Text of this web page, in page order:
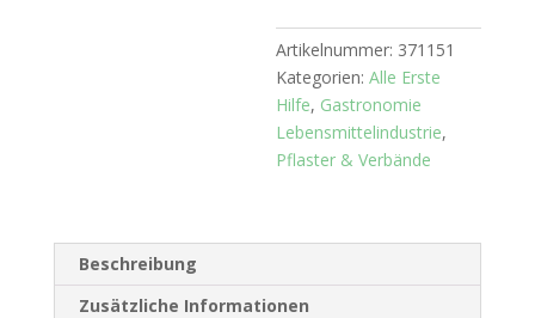
50
Stück
Menge
Artikelnummer: 371151
Kategorien:Alle Erste
Hilfe, Gastronomie
Lebensmittelindustrie,
Pflaster & Verbände
Beschreibung
Zusätzliche Informationen